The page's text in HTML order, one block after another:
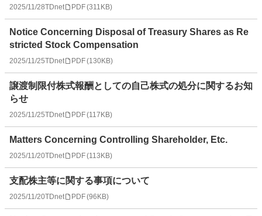
2025/11/28TDnet PDF(311KB)
Notice Concerning Disposal of Treasury Shares as Re
stricted Stock Compensation
2025/11/25TDnet PDF(130KB)
譲渡制限付株式報酬としての自己株式の処分に関するお知
らせ
2025/11/25TDnet PDF(117KB)
Matters Concerning Controlling Shareholder, Etc.
2025/11/20TDnet PDF(113KB)
支配株主等に関する事項について
2025/11/20TDnet PDF(96KB)